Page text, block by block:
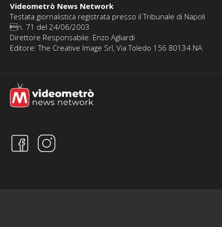
Videometrò News Network
Testata giornalistica registrata presso il Tribunale di Napoli
n. 71 del 24/06/2003
Direttore Responsabile: Enzo Agliardi
Editore: The Creative Image Srl, Via Toledo 156 80134 NA